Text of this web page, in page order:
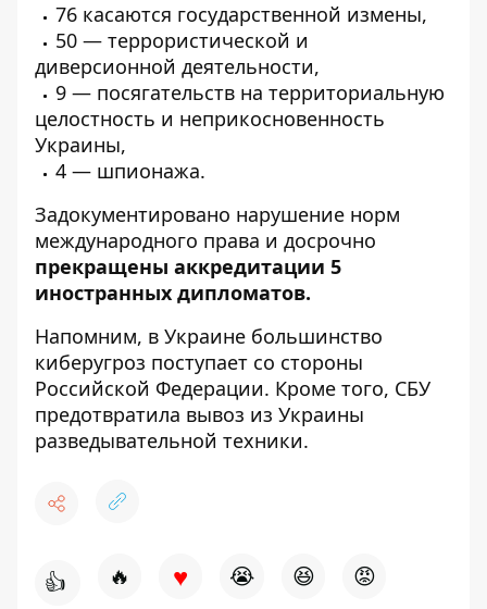
76 касаются государственной измены,
50 — террористической и
диверсионной деятельности,
9 — посягательств на территориальную
целостность и неприкосновенность
Украины,
4 — шпионажа.
Задокументировано нарушение норм
международного права и досрочно
прекращены аккредитации 5
иностранных дипломатов.
Напомним, в Украине большинство
киберугроз поступает со стороны
Российской Федерации. Кроме того, СБУ
предотвратила вывоз из Украины
разведывательной техники.
👍 🔥 ♥ 😭 😆 😡